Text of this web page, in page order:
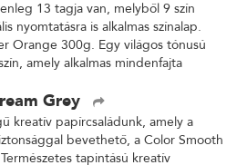
13 tagja van, melyből 9 szín
nyomtatásra is alkalmas színalap.
Orange 300g. Egy világos tónusú
amely alkalmas mindenfajta
Grey
kreatív papírcsaládunk, amely a
bevethető, a Color Smooth
tapintású kreatív